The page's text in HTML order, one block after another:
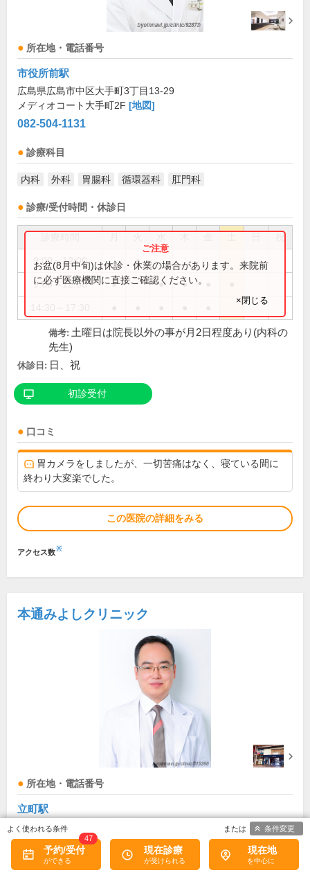
所在地・電話番号
市役所前駅
広島県広島市中区大手町3丁目13-29
メディオコート大手町2F [地図]
082-504-1131
診療科目
内科 外科 胃腸科 循環器科 肛門科
診療/受付時間・休診日
祝
9:00～12:00 ●
9:00～12:30 ● ● ●
お盆(8月中旬)は休診・休業の場合があります。来院前
に必ず医療機関に直接ご確認ください。
×閉じる
備考: 土曜日は院長以外の事が月2日程度あり(内科の
先生)
休診日: 日、祝
初診受付
口コミ
胃カメラをしましたが、一切苦痛はなく、寝ている間に
終わり大変楽でした。
この医院の詳細をみる
アクセス数※
本通みよしクリニック
所在地・電話番号
立町駅
広島県広島市中区本通3-10
本通サザン3階 [地図]
082-247-2000
予約/受付
47
現在診療 現在地
条件変更